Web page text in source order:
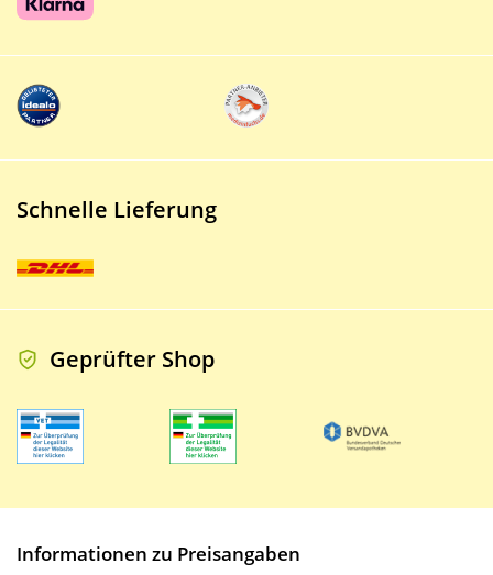
Schnelle Lieferung
Geprüfter Shop
Informationen zu Preisangaben